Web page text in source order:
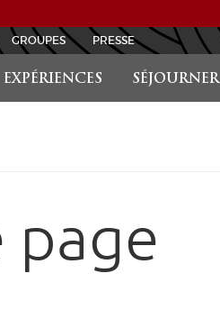
EXPÉRIENCES SÉJOURNER
GROUPES PRESSE
page